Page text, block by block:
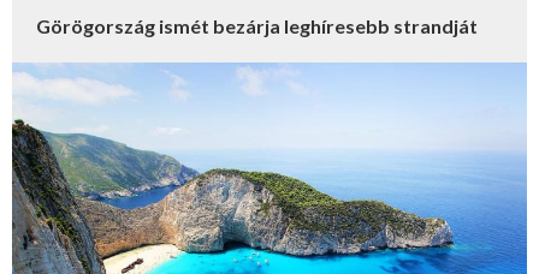
Görögország ismét bezárja leghíresebb strandját